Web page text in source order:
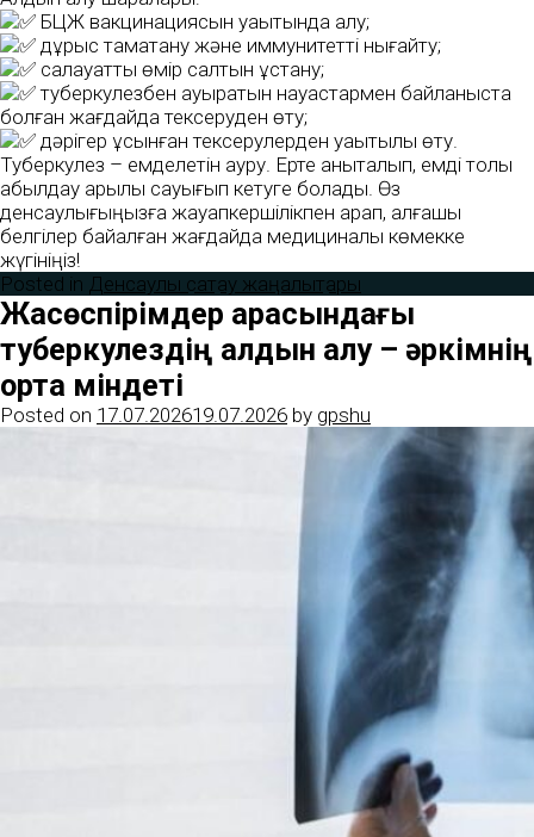
БЦЖ вакцинациясын уақытында алу;
дұрыс тамақтану және иммунитетті нығайту;
салауатты өмір салтын ұстану;
туберкулезбен ауыратын науқастармен байланыста
болған жағдайда тексеруден өту;
дәрігер ұсынған тексерулерден уақытылы өту.
Туберкулез – емделетін ауру. Ерте анықталып, емді толық
қабылдау арқылы сауығып кетуге болады. Өз
денсаулығыңызға жауапкершілікпен қарап, алғашқы
белгілер байқалған жағдайда медициналық көмекке
жүгініңіз!
Posted in Денсаулық сақтау жаңалықтары
Жасөспірімдер арасындағы
туберкулездің алдын алу – әркімнің
ортақ міндеті
Posted on 17.07.202619.07.2026 by gpshu